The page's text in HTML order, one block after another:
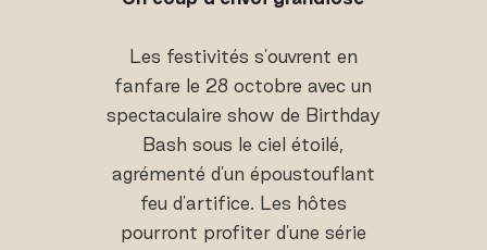
Les festivités s'ouvrent en
fanfare le 28 octobre avec un
spectaculaire show de Birthday
Bash sous le ciel étoilé,
agrémenté d'un époustouflant
feu d'artifice. Les hôtes
pourront profiter d'une série